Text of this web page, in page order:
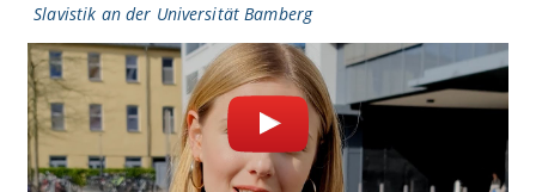
Slavistik an der Universität Bamberg